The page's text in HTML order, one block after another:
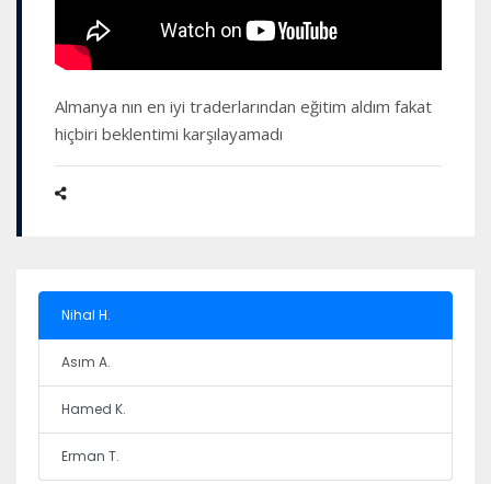
Almanya nın en iyi traderlarından eğitim aldım fakat
hiçbiri beklentimi karşılayamadı
Nihal H.
Asım A.
Hamed K.
Erman T.